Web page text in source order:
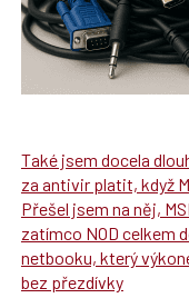
Také jsem docela
za antivir platit, když
Přešel jsem na něj,
zatímco NOD celkem
netbooku, který
bez přezdívky